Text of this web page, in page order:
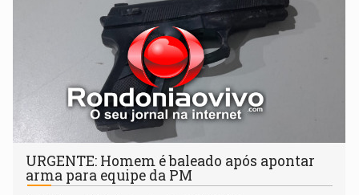
URGENTE: Homem é baleado após apontar
arma para equipe da PM